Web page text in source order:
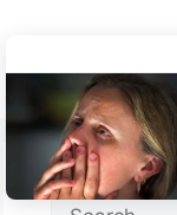
Search